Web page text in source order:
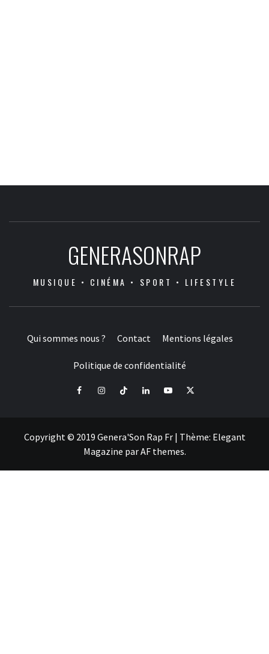
GENERASONRAP
MUSIQUE • CINÉMA • SPORT • LIFESTYLE
Qui sommes nous ? Contact Mentions légales
Politique de confidentialité
FacebookInstagramTiktok LinkedInYoutube
X
Copyright © 2019 Genera'Son Rap Fr | Thème: Elegant
Magazine parAF themes.